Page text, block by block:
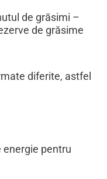
de grăsimi –
de grăsime
diferite, astfel
energie pentru